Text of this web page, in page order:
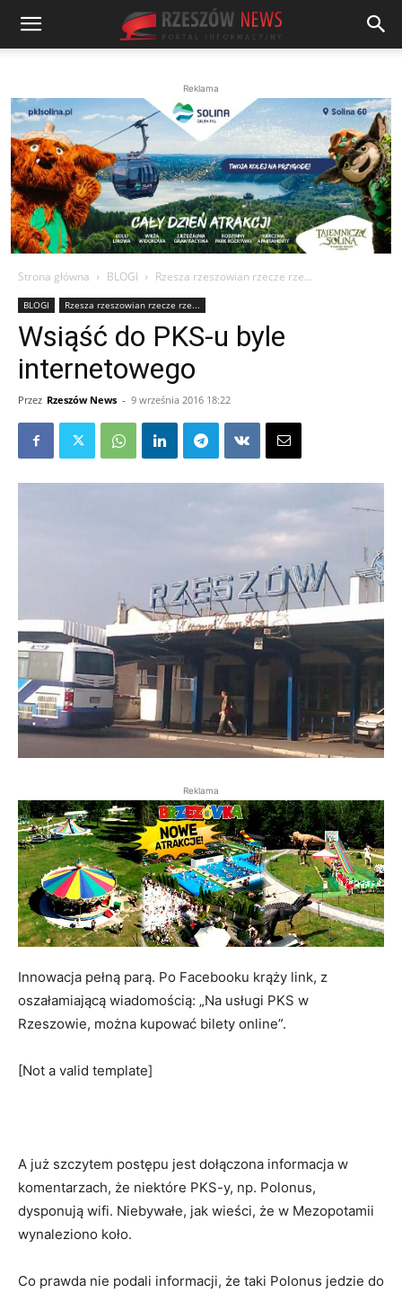
Reklama
Strona główna BLOGI Rzesza rzeszowian rzecze rze...
BLOGI Rzesza rzeszowian rzecze rze...
Wsiąść do PKS-u byle
internetowego
Przez Rzeszów News - 9 września 2016 18:22
Reklama
Innowacja pełną parą. Po Facebooku krąży link, z
oszałamiającą wiadomością: „Na usługi PKS w
Rzeszowie, można kupować bilety online”.
[Not a valid template]
A już szczytem postępu jest dołączona informacja w
komentarzach, że niektóre PKS-y, np. Polonus,
dysponują wifi. Niebywałe, jak wieści, że w Mezopotamii
wynaleziono koło.
Co prawda nie podali informacji, że taki Polonus jedzie do